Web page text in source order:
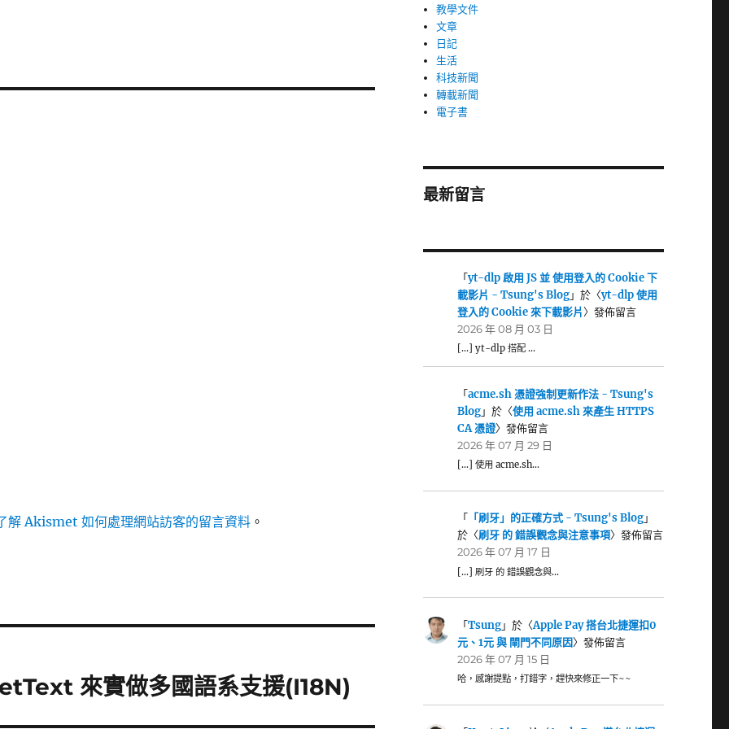
解 Akismet 如何處理網站訪客的留言資料 。
來實做多國語系支援(I18N)
教學文件
文章
日記
生活
科技新聞
轉載新聞
電子書
最新留言
「yt-dlp 啟用 JS 並 使用登入的 Cookie 下
載影片 - Tsung's Blog」於〈yt-dlp 使用
登入的 Cookie 來下載影片〉發佈留言
2026 年 08 月 03 日
[…] yt-dlp 搭配 …
「acme.sh 憑證強制更新作法 - Tsung's
Blog」於〈使用 acme.sh 來產生 HTTPS
CA 憑證〉發佈留言
2026 年 07 月 29 日
[…] 使用 acme.sh…
「 「刷牙」的正確方式 - Tsung's Blog」
於〈刷牙 的 錯誤觀念與注意事項〉發佈留言
2026 年 07 月 17 日
[…] 刷牙 的 錯誤觀念與…
「Tsung」於〈Apple Pay 搭台北捷運扣0
元、1元 與 閘門不同原因〉發佈留言
2026 年 07 月 15 日
哈，感謝提點，打錯字，趕快來修正一下~~